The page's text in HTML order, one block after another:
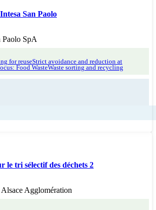
San Paolo
Paolo SpA
for reuseStrict avoidance and reduction at
Food WasteWaste sorting and recycling
le tri sélectif des déchets 2
Agglomération